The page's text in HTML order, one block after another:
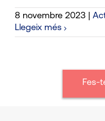
8 novembre 2023
Llegeix més
Fes-